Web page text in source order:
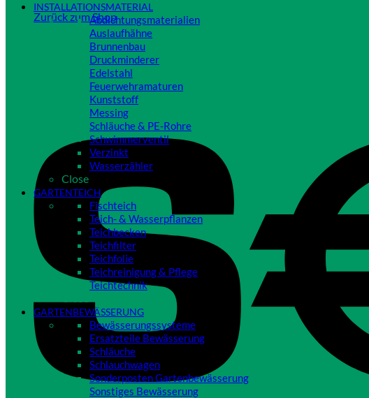
Zurück zum Shop
INSTALLATIONSMATERIAL
Abdichtungsmaterialien
Auslaufhähne
Brunnenbau
Druckminderer
Edelstahl
Feuerwehramaturen
Kunststoff
Messing
Schläuche & PE-Rohre
Schwimmerventil
Verzinkt
Wasserzähler
Close
GARTENTEICH
Fischteich
Teich- & Wasserpflanzen
Teichbecken
Teichfilter
Teichfolie
Teichreinigung & Pflege
Teichtechnik
GARTENBEWÄSSERUNG
Bewässerungssysteme
Ersatzteile Bewässerung
Schläuche
Schlauchwagen
Sonderposten Gartenbewässerung
Sonstiges Bewässerung